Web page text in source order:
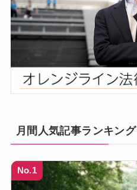
月間人気記事ランキング
No.1